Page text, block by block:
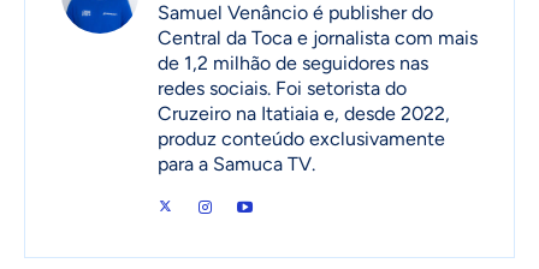
Samuel Venâncio é publisher do
Central da Toca e jornalista com mais
de 1,2 milhão de seguidores nas
redes sociais. Foi setorista do
Cruzeiro na Itatiaia e, desde 2022,
produz conteúdo exclusivamente
para a Samuca TV.